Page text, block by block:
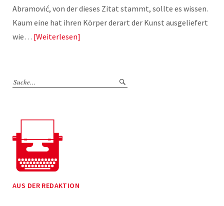
Abramović, von der dieses Zitat stammt, sollte es wissen.
Kaum eine hat ihren Körper derart der Kunst ausgeliefert
wie… Weiterlesen
AUS DER REDAKTION